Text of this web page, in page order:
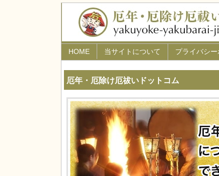
厄年・厄除け厄祓いドットコム
HOME 当サイトについて プライバシ